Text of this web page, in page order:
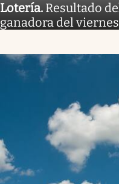
Lotería. Resultado
ganadora del